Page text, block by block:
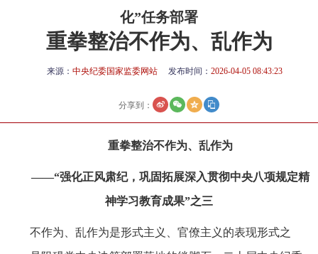
化”任务部署
重拳整治不作为、乱作为
来源： 中央纪委国家监委网站 发布时间： 2026-04-05 08:43:23
分享到：
重拳整治不作为、乱作为
——“强化正风肃纪，巩固拓展深入贯彻中央八项规定精
神学习教育成果”之三
不作为、乱作为是形式主义、官僚主义的表现形式之